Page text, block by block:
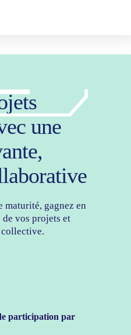
une
maturité, gagnez en
vos projets et
participation par